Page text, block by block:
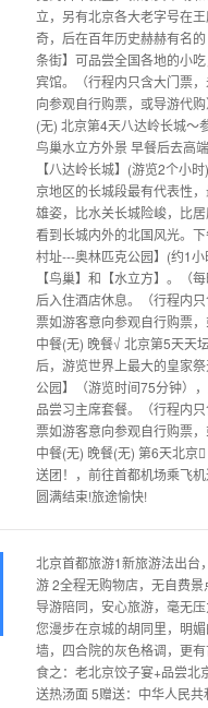
立，另有北京各大老字号在
奇，后在百年历史赫赫有名
条街】可品尝全国各地的小
宾馆。（行程内只含大门票
向参观自行购票，或导游代
(无) 北京第4天八达岭长城～
鸟巢水立方外景 早餐后去高
【八达岭长城】(游览2个小
京地区的长城段最有代表性
雄姿，比水关长城险峻，比
看到长城内外的北国风光。
村址---奥林匹克公园】(约1
【鸟巢】和【水立方】。（
后入住酒店休息。（行程内
票如游客意向参观自行购票
中餐(无) 晚餐√ 北京第5天天
后，游览世界上最大的皇家
公园】（游览时间75分钟）
品尝习主席套餐。（行程内
票如游客意向参观自行购票
中餐(无) 晚餐(无) 第6天北京
送团！，前往首都机场乘飞
圆满结束!旅途愉快!
北京首都旅游1新旅游法出台
游 2全程无购物店，无自费
导游陪同，安心旅游，毫无
您漫步在京城的胡同里，明
墙，四合院的灰色格调，更
食之：老北京饺子宴+品尝北
送热汤面 5赠送：中华人民